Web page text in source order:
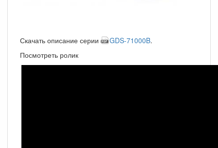
Скачать описание серии GDS-71000B.
Посмотреть ролик